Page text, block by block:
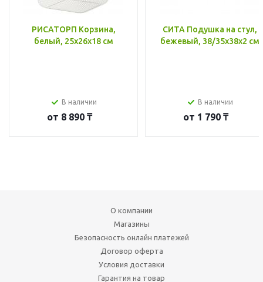
РИСАТОРП Корзина,
белый, 25x26x18 см
В наличии
от 8 890 ₸
СИТА Подушка на стул,
бежевый, 38/35x38x2 см
В наличии
от 1 790 ₸
О компании
Магазины
Безопасность онлайн платежей
Договор оферта
Условия доставки
Гарантия на товар